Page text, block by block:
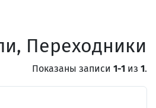
Переходники
Показаны записи 1-1 из 1.